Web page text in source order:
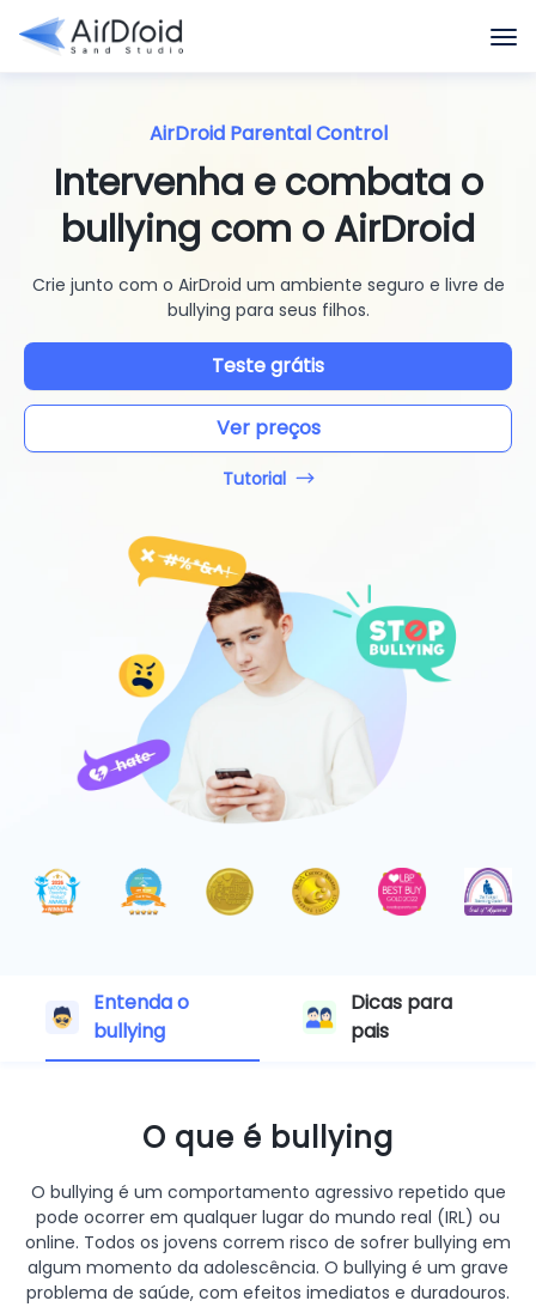
AirDroid Parental Control
Intervenha e combata o
bullying com o AirDroid
Crie junto com o AirDroid um ambiente seguro e livre de
bullying para seus filhos.
Teste grátis
Ver preços
Tutorial
Entenda o
bullying
Dicas para
pais
O que é bullying
O bullying é um comportamento agressivo repetido que
pode ocorrer em qualquer lugar do mundo real (IRL) ou
online. Todos os jovens correm risco de sofrer bullying em
algum momento da adolescência. O bullying é um grave
problema de saúde, com efeitos imediatos e duradouros.